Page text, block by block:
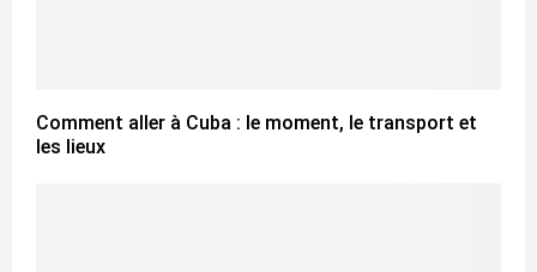
Comment aller à Cuba : le moment, le transport et
les lieux